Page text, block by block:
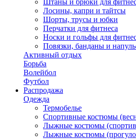
Штаны и брюки для
Лосины, капри и тайтсы
Шорты, трусы и юбки
Перчатки для фитнеса
Носки и гольфы для
Повязки, банданы и
Активный отдых
Борьба
Волейбол
Футбол
Распродажа
Одежда
Термобелье
Спортивные костюмы
Лыжные костюмы
Лыжные костюмы